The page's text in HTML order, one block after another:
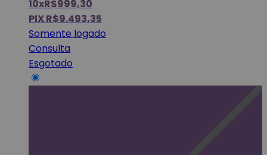
10xR$999,30
PIXR$9.493,35
Somente logado
Consulta
Esgotado